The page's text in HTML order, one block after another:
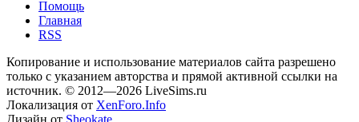
Помощь
Главная
RSS
Копирование и использование материалов сайта разрешено
только с указанием авторства и прямой активной ссылки на
источник. © 2012—2026 LiveSims.ru
Локализация от XenForo.Info